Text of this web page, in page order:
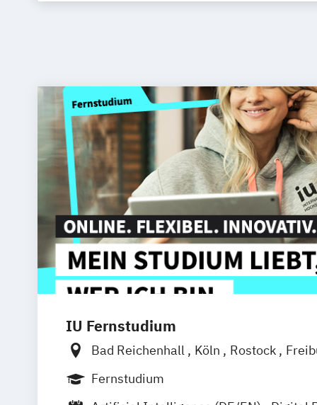
IU Fernstudium
Bad Reichenhall Köln Rostock
Frankfurt am Main
Fernstudium